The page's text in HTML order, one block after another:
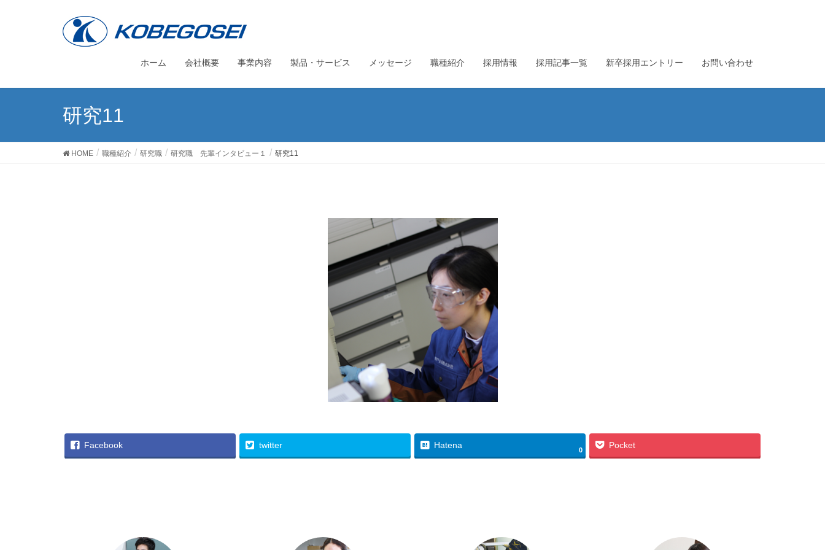
ホーム 会社概要 事業内容 製品・サービス メッセージ 職種紹介 採用情報 採用記事一覧 新卒採用エントリー お問い合わせ
研究11
HOME 職種紹介 研究職 研究職 先輩インタビュー１ 研究11
Facebook twitter Hatena 0 Pocket